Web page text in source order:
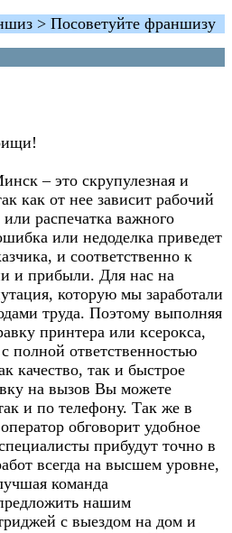
> Посоветуйте франшизу
– это скрупулезная и
как от нее зависит рабочий
распечатка важного
или недоделка приведет
и соответственно к
и прибыли. Для нас на
которую мы заработали
труда. Поэтому выполняя
принтера или ксерокса,
полной ответственностью
качество, так и быстрое
на вызов Вы можете
и по телефону. Так же в
обговорит удобное
прибудут точно в
всегда на высшем уровне,
команда
нашим
с выездом на дом и